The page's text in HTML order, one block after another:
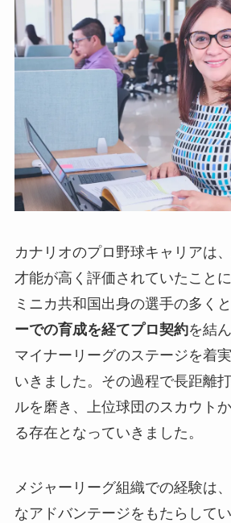
カナリオのプロ野球キャリアは
才能が高く評価されていたこと
ミニカ共和国出身の選手の多くと
ーでの育成を経てプロ契約を結
マイナーリーグのステージを着
いきました。その過程で長距離
ルを磨き、上位球団のスカウト
る存在となっていきました。
メジャーリーグ組織での経験は
なアドバンテージをもたらして